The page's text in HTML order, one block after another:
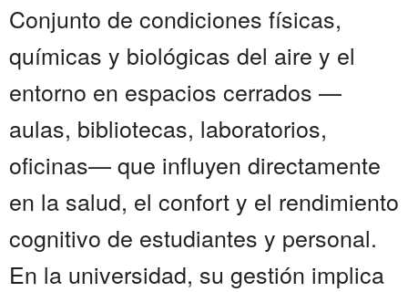
Conjunto de condiciones físicas,
químicas y biológicas del aire y el
entorno en espacios cerrados —
aulas, bibliotecas, laboratorios,
oficinas— que influyen directamente
en la salud, el confort y el rendimiento
cognitivo de estudiantes y personal.
En la universidad, su gestión implica